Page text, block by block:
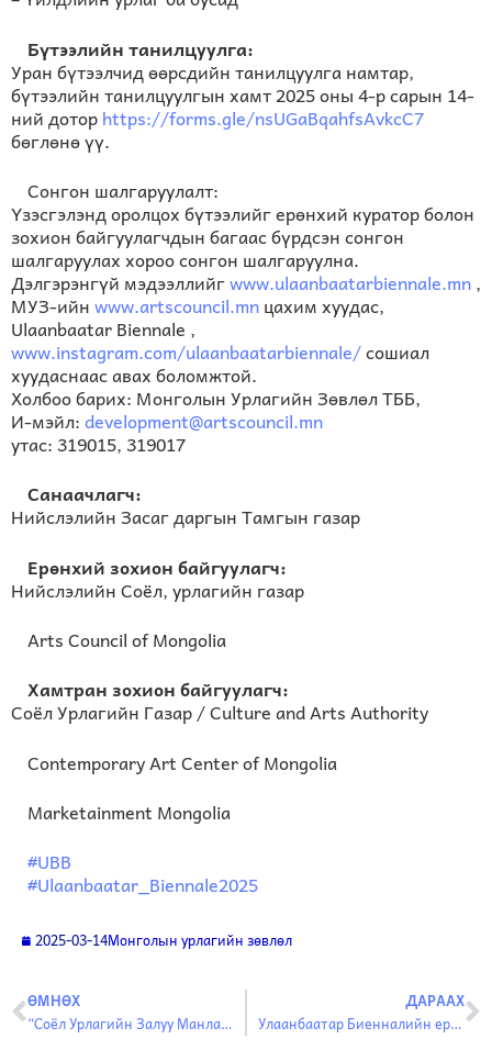
Бүтээлийн танилцуулга:
Уран бүтээлчид өөрсдийн танилцуулга намтар,
бүтээлийн танилцуулгын хамт 2025 оны 4-р сарын 14-
ний доторhttps://forms.gle/nsUGaBqahfsAvkcC7
бөглөнө үү.
Сонгон шалгаруулалт:
Үзэсгэлэнд оролцох бүтээлийг ерөнхий куратор болон
зохион байгуулагчдын багаас бүрдсэн сонгон
шалгаруулах хороо сонгон шалгаруулна.
Дэлгэрэнгүй мэдээллийгwww.ulaanbaatarbiennale.mn,
МУЗ-ийнwww.artscouncil.mnцахим хуудас,
Ulaanbaatar Biennale ,
www.instagram.com/ulaanbaatarbiennale/сошиал
хуудаснаас авах боломжтой.
Холбоо барих: Монголын Урлагийн Зөвлөл ТББ,
И-мэйл:development@artscouncil.mn
утас: 319015, 319017
Санаачлагч:
Нийслэлийн Засаг даргын Тамгын газар
Ерөнхий зохион байгуулагч:
Нийслэлийн Соёл, урлагийн газар
Arts Council of Mongolia
Хамтран зохион байгуулагч:
Соёл Урлагийн Газар / Culture and Arts Authority
Contemporary Art Center of Mongolia
Marketainment Mongolia
#UBB
#Ulaanbaatar_Biennale2025
2025-03-14Монголын урлагийн зөвлөл
ӨМНӨХ
“Соёл Урлагийн Залуу Манлайлагчид”-ын төслийн уралдаан
ДАРААХ
Улаанбаатар Биенналийн ерөнхий үзэсгэлэнгийн куратор Тиан Жаныг танилцуулж байна.